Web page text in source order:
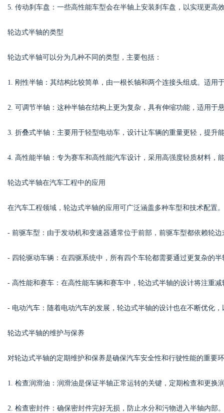
5. 传动刹车盘：一些高性能车型会在半轴上安装刹车盘，以实现更高
轮边式半轴的类型
轮边式半轴可以分为几种不同的类型，主要包括：
1. 刚性半轴：其结构比较简单，由一根长轴和两个连接头组成。适用
2. 可调节半轴：这种半轴在结构上更为复杂，具有伸缩功能，适用于
3. 折叠式半轴：主要用于轻型电动车，设计让车辆的重量更轻，提升
4. 高性能半轴：专为赛车和高性能汽车设计，采用高强度轻质材料，
轮边式半轴在汽车工程中的应用
在汽车工程领域，轮边式半轴的应用可广泛涵盖多种车型和技术配置
- 前驱车型：由于发动机和变速器通常位于前部，前驱车型都依赖轮
- 四轮驱动车辆：在四驱系统中，所有四个车轮都需要通过更复杂的
- 高性能和赛车：在高性能车辆和赛车中，轮边式半轴的设计将注重
- 电动汽车：随着电动汽车的发展，轮边式半轴的设计也在不断优化
轮边式半轴的维护与保养
对轮边式半轴的定期维护和保养是确保汽车安全性和行驶性能的重要
1. 检查润滑油：润滑油是保证半轴正常运转的关键，定期检查和更换
2. 检查密封件：确保密封件完好无损，防止水分和污物进入半轴内部